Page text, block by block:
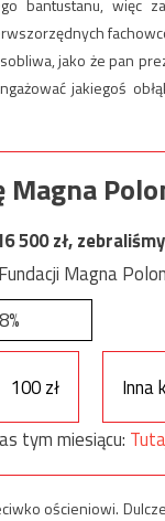
bantustanu, więc
jako że pan
jakiegoś
500zł,
Magna
8%
100 zł
Inna
tym miesiącu:
ościeniowi.